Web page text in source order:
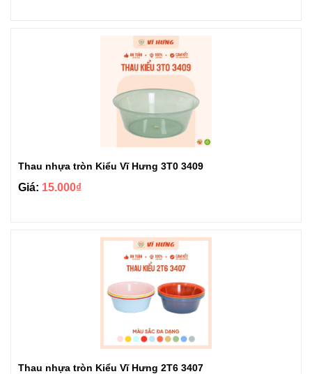
Thau nhựa tròn Kiểu Vĩ Hưng 3T0 3409
Giá: 15.000₫
Thau nhựa tròn Kiểu Vĩ Hưng 2T6 3407